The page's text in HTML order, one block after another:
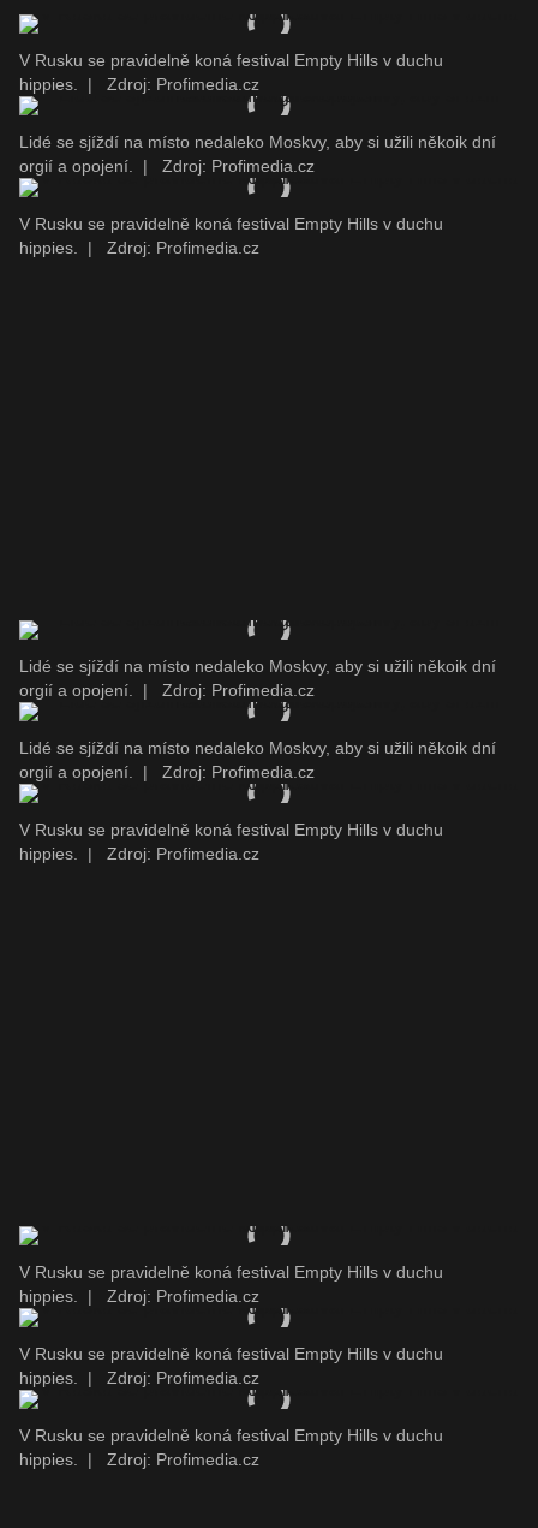
V Rusku se pravidelně koná festival Empty Hills v duchu
hippies.
| Zdroj: Profimedia.cz
Lidé se sjíždí na místo nedaleko Moskvy, aby si užili někoik dní
orgií a opojení.
| Zdroj: Profimedia.cz
V Rusku se pravidelně koná festival Empty Hills v duchu
hippies.
| Zdroj: Profimedia.cz
Lidé se sjíždí na místo nedaleko Moskvy, aby si užili někoik dní
orgií a opojení.
| Zdroj: Profimedia.cz
Lidé se sjíždí na místo nedaleko Moskvy, aby si užili někoik dní
orgií a opojení.
| Zdroj: Profimedia.cz
V Rusku se pravidelně koná festival Empty Hills v duchu
hippies.
| Zdroj: Profimedia.cz
V Rusku se pravidelně koná festival Empty Hills v duchu
hippies.
| Zdroj: Profimedia.cz
V Rusku se pravidelně koná festival Empty Hills v duchu
hippies.
| Zdroj: Profimedia.cz
V Rusku se pravidelně koná festival Empty Hills v duchu
hippies.
| Zdroj: Profimedia.cz